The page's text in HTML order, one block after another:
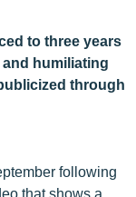
to three years
humiliating
through
following
that shows a